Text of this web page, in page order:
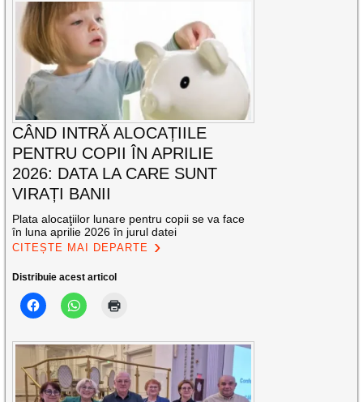
CÂND INTRĂ ALOCAȚIILE
PENTRU COPII ÎN APRILIE
2026: DATA LA CARE SUNT
VIRAȚI BANII
Plata alocaţiilor lunare pentru copii se va face
în luna aprilie 2026 în jurul datei
CITEȘTE MAI DEPARTE
Distribuie acest articol